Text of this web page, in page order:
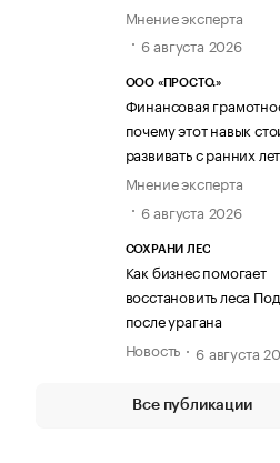
Мнение эксперта
6 августа 2026
ООО «ПРОСТО.»
Финансовая
почему этот навык
развивать с ранних лет
Мнение эксперта
6 августа 2026
СОХРАНИ ЛЕС
Как бизнес помогает
восстановить леса
после урагана
Новость
6 августа
Все публикации